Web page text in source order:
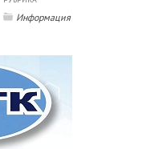
Информация